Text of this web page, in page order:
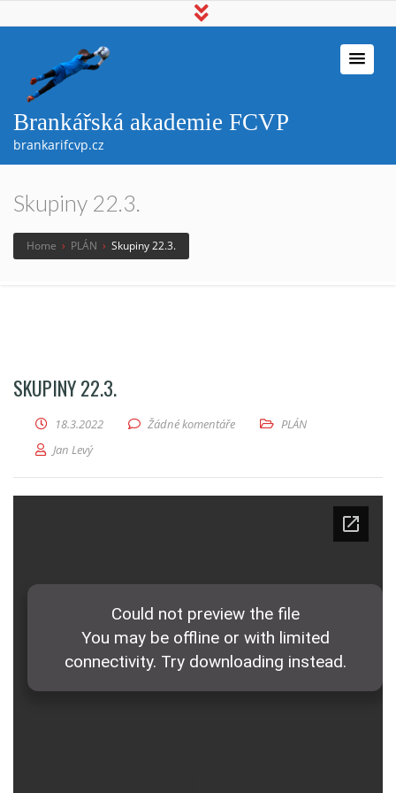
Brankářská akademie FCVP
brankarifcvp.cz
Skupiny 22.3.
Home › PLÁN › Skupiny 22.3.
SKUPINY 22.3.
18.3.2022 Žádné komentáře
PLÁN
Jan Levý